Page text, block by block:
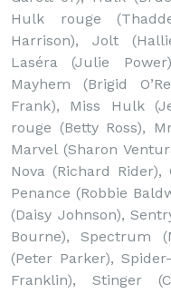
Hulk rouge
Harrison), Jolt
Laséra (Julie
Mayhem (Brigid
Frank), Miss Hulk
rouge (Betty Ross),
Marvel (Sharon
Nova (Richard
Penance (Robbie
(Daisy Johnson),
Bourne), Spectrum
(Peter Parker),
Franklin), Stinger